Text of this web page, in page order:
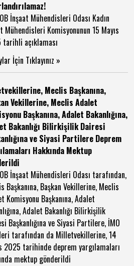
İnşaat Mühendisleri Odası Kadın
Mühendisleri Komisyonunun 15 Mayıs
açıklaması
İçin Tıklayınız »
Meclis Başkanına,
Vekillerine, Meclis Adalet
Başkanına, Adalet Bakanlığına,
Bakanlığı Bilirkişilik Dairesi
ve Siyasi Partilere Deprem
Hakkında Mektup
İnşaat Mühendisleri Odası tarafından,
Başkanına, Başkan Vekillerine, Meclis
Komisyonu Başkanına, Adalet
Adalet Bakanlığı Bilirkişilik
Başkanlığına ve Siyasi Partilere, İMO
tarafından da Milletvekillerine, 14
2025 tarihinde deprem yargılamaları
mektup gönderildi